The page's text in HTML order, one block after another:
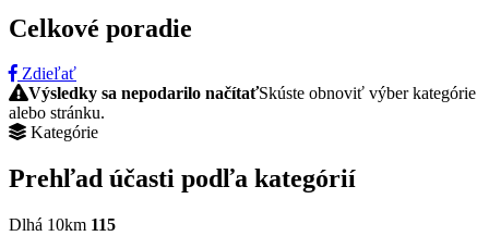
Celkové poradie
Zdieľať
Výsledky sa nepodarilo načítaťSkúste obnoviť výber kategórie
alebo stránku.
Kategórie
Prehľad účasti podľa kategórií
Dlhá 10km 115